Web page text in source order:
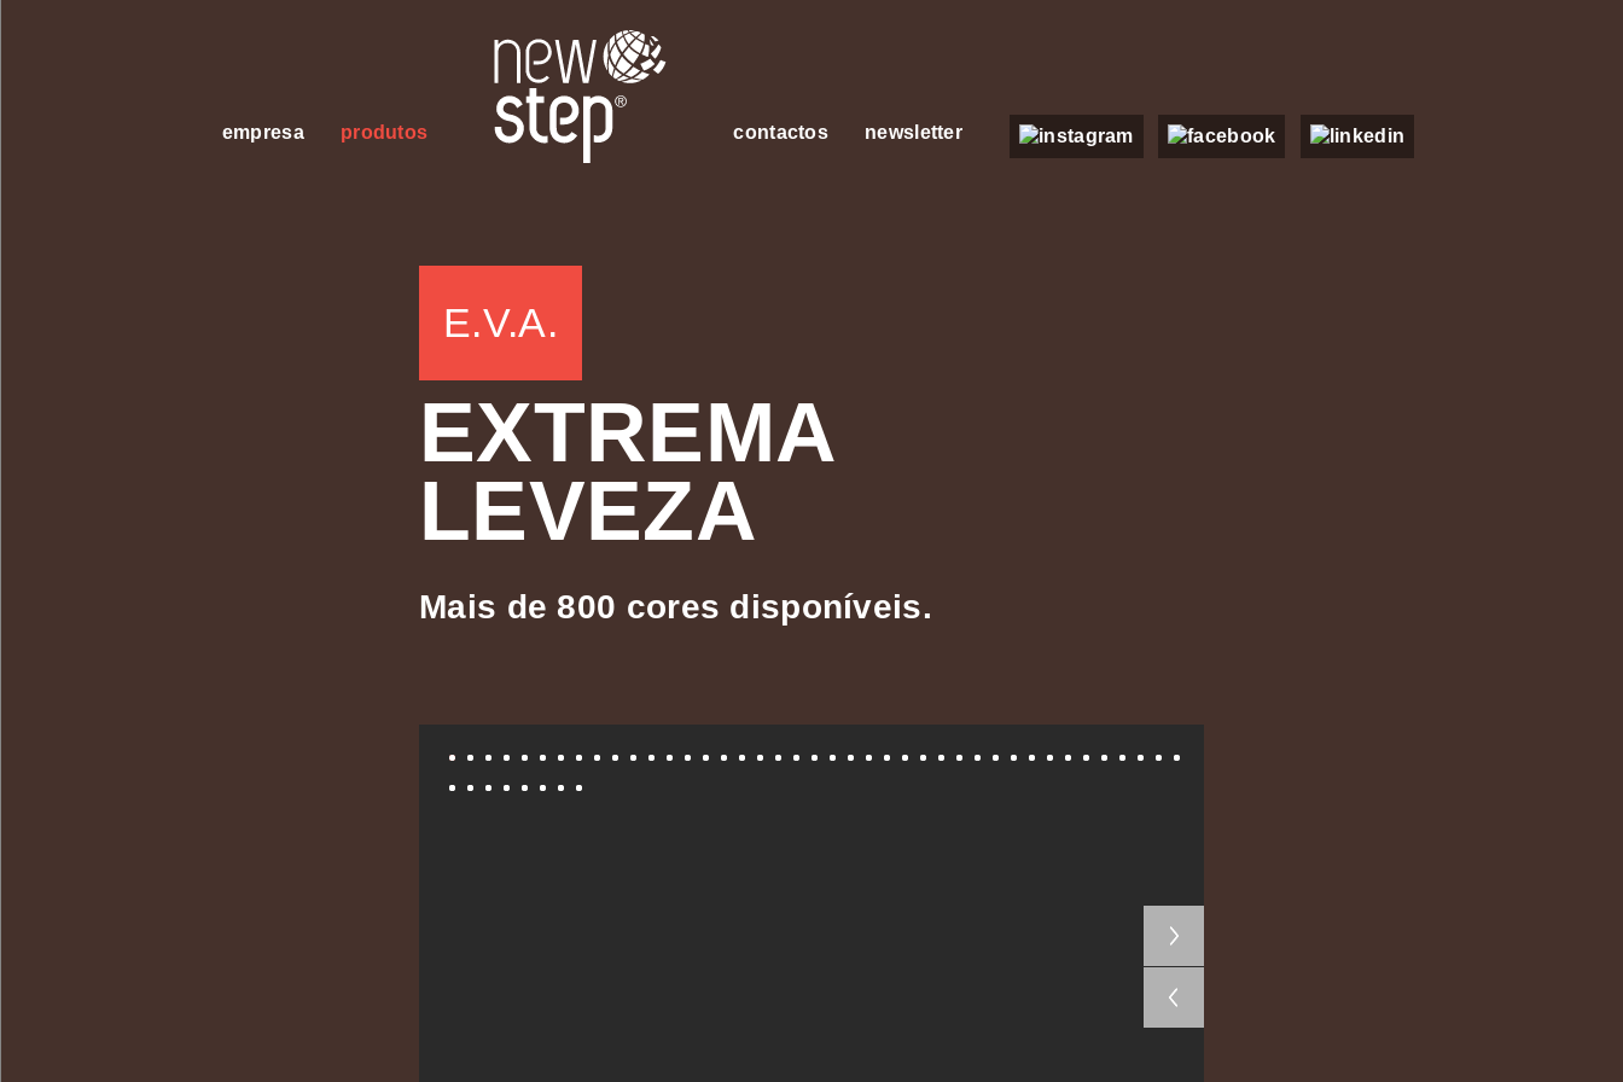
empresa produtos contactos newsletter
E.V.A.
EXTREMA
LEVEZA
Mais de 800 cores disponíveis.